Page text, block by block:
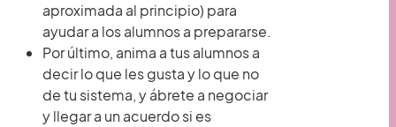
aproximada al principio) para
ayudar a los alumnos a prepararse.
Por último, anima a tus alumnos a
decir lo que les gusta y lo que no
de tu sistema, y ábrete a negociar
y llegar a un acuerdo si es